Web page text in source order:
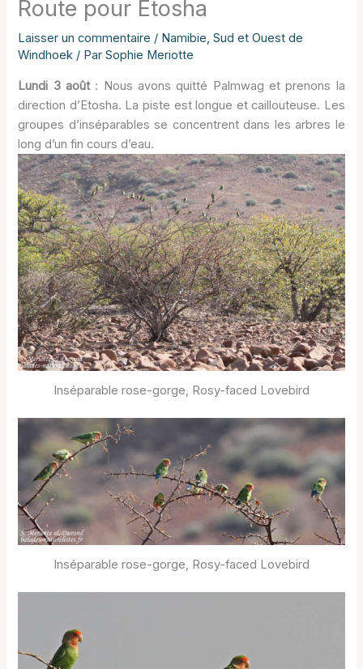
Route pour Etosha
Laisser un commentaire / Namibie,Sud et Ouest de
Windhoek / ParSophie Meriotte
Lundi 3 août: Nous avons quitté Palmwag et prenons la
direction d’Etosha. La piste est longue et caillouteuse. Les
groupes d’inséparables se concentrent dans les arbres le
long d’un fin cours d’eau.
Inséparable rose-gorge, Rosy-faced Lovebird
Inséparable rose-gorge, Rosy-faced Lovebird